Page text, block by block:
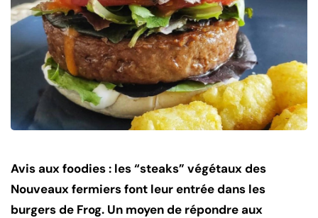
Avis aux foodies : les “steaks” végétaux des
Nouveaux fermiers font leur entrée dans les
burgers de Frog. Un moyen de répondre aux